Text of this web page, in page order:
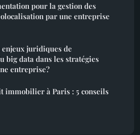
pour la gestion des
par une entreprise
enjeux juridiques de
big data dans les stratégies
entreprise?
immobilier à Paris : 5 conseils